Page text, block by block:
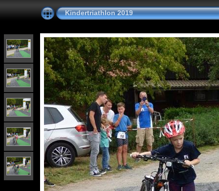
Kindertriathlon 2019